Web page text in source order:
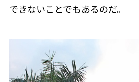
できないことでもあるのだ。